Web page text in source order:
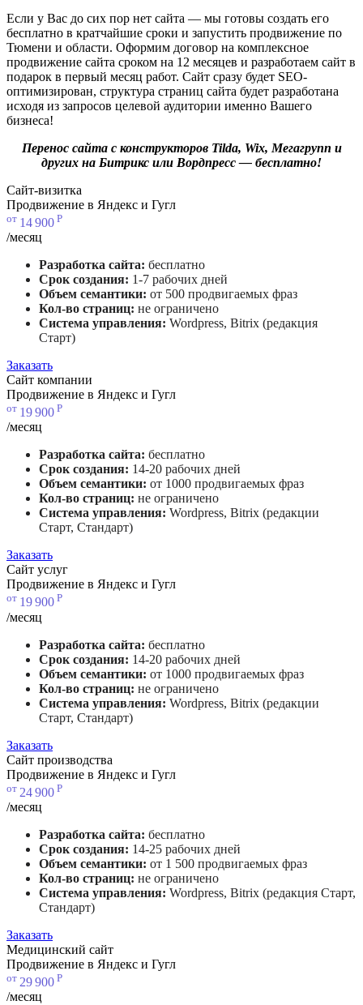
Если у Вас до сих пор нет сайта — мы готовы создать его
бесплатно в кратчайшие сроки и запустить продвижение по
Тюмени и области. Оформим договор на комплексное
продвижение сайта сроком на 12 месяцев и разработаем сайт в
подарок в первый месяц работ. Сайт сразу будет SEO-
оптимизирован, структура страниц сайта будет разработана
исходя из запросов целевой аудитории именно Вашего
бизнеса!
Перенос сайта с конструкторов Tilda, Wix, Мегагрупп и
других на Битрикс или Вордпресс — бесплатно!
Сайт-визитка
Продвижение в Яндекс и Гугл
от 14900 Р
/месяц
Разработка сайта: бесплатно
Срок создания: 1-7 рабочих дней
Объем семантики: от 500 продвигаемых фраз
Кол-во страниц: не ограничено
Система управления: Wordpress, Bitrix (редакция
Старт)
Заказать
Сайт компании
Продвижение в Яндекс и Гугл
от 19900 Р
/месяц
Разработка сайта: бесплатно
Срок создания: 14-20 рабочих дней
Объем семантики: от 1000 продвигаемых фраз
Кол-во страниц: не ограничено
Система управления: Wordpress, Bitrix (редакции
Старт, Стандарт)
Заказать
Сайт услуг
Продвижение в Яндекс и Гугл
от 19900 Р
/месяц
Разработка сайта: бесплатно
Срок создания: 14-20 рабочих дней
Объем семантики: от 1000 продвигаемых фраз
Кол-во страниц: не ограничено
Система управления: Wordpress, Bitrix (редакции
Старт, Стандарт)
Заказать
Сайт производства
Продвижение в Яндекс и Гугл
от 24900 Р
/месяц
Разработка сайта: бесплатно
Срок создания: 14-25 рабочих дней
Объем семантики: от 1 500 продвигаемых фраз
Кол-во страниц: не ограничено
Система управления: Wordpress, Bitrix (редакция Старт,
Стандарт)
Заказать
Медицинский сайт
Продвижение в Яндекс и Гугл
от 29900 Р
/месяц